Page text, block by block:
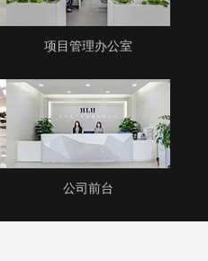
项目管理办公室
公司前台